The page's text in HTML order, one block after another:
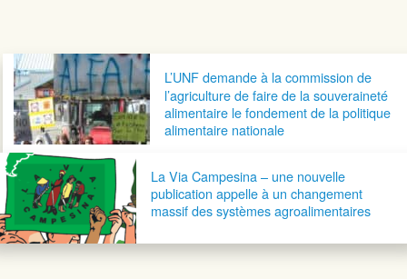
Navigation postaleL’UNF demande à la commission de
l’agriculture de faire de la souveraineté
alimentaire le fondement de la politique
alimentaire nationale
La Via Campesina – une nouvelle
publication appelle à un changement
massif des systèmes agroalimentaires